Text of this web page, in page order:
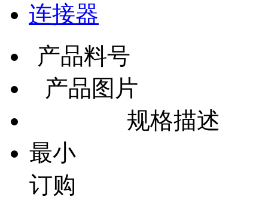
连接器
产品料号
产品图片
规格描述
最小
订购